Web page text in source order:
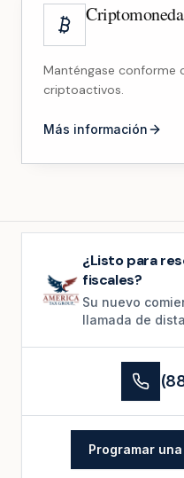
Manténgase conforme
criptoactivos.
Más información
¿Listo para
fiscales?
Su nuevo
llamada de
Programar